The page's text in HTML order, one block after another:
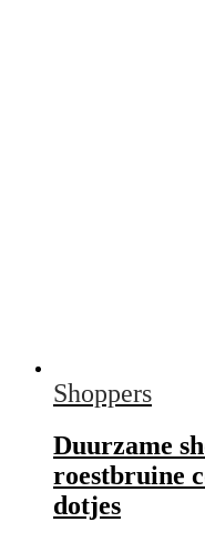
Shoppers
Duurzame
roestbruine
dotjes